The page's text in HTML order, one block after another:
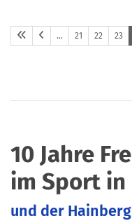
… 21 22 23
10 Jahre
im Sport in
und der